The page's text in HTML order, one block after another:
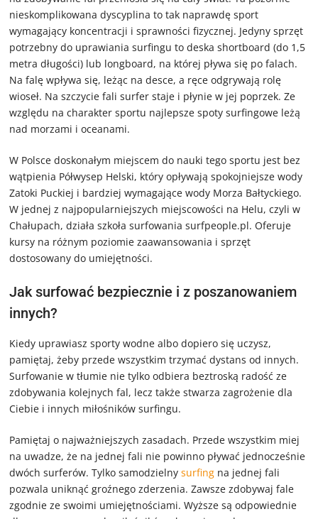
nieskomplikowana dyscyplina to tak naprawdę sport
wymagający koncentracji i sprawności fizycznej. Jedyny sprzęt
potrzebny do uprawiania surfingu to deska shortboard (do 1,5
metra długości) lub longboard, na której pływa się po falach.
Na falę wpływa się, leżąc na desce, a ręce odgrywają rolę
wioseł. Na szczycie fali surfer staje i płynie w jej poprzek. Ze
względu na charakter sportu najlepsze spoty surfingowe leżą
nad morzami i oceanami.
W Polsce doskonałym miejscem do nauki tego sportu jest bez
wątpienia Półwysep Helski, który opływają spokojniejsze wody
Zatoki Puckiej i bardziej wymagające wody Morza Bałtyckiego.
W jednej z najpopularniejszych miejscowości na Helu, czyli w
Chałupach, działa szkoła surfowania surfpeople.pl. Oferuje
kursy na różnym poziomie zaawansowania i sprzęt
dostosowany do umiejętności.
Jak surfować bezpiecznie i z poszanowaniem
innych?
Kiedy uprawiasz sporty wodne albo dopiero się uczysz,
pamiętaj, żeby przede wszystkim trzymać dystans od innych.
Surfowanie w tłumie nie tylko odbiera beztroską radość ze
zdobywania kolejnych fal, lecz także stwarza zagrożenie dla
Ciebie i innych miłośników surfingu.
Pamiętaj o najważniejszych zasadach. Przede wszystkim miej
na uwadze, że na jednej fali nie powinno pływać jednocześnie
dwóch surferów. Tylko samodzielnysurfing na jednej fali
pozwala uniknąć groźnego zderzenia. Zawsze zdobywaj fale
zgodnie ze swoimi umiejętnościami. Wyższe są odpowiednie